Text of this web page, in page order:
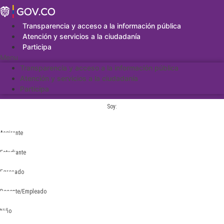
Saltar
al
contenidoTransparencia y acceso a la información pública
Atención y servicios a la ciudadanía
Participa
Menu
Transparencia y acceso a la información pública
Atención y servicios a la ciudadanía
Participa
Soy:
Aspirante
Estudiante
Egresado
Docente/Empleado
Niño